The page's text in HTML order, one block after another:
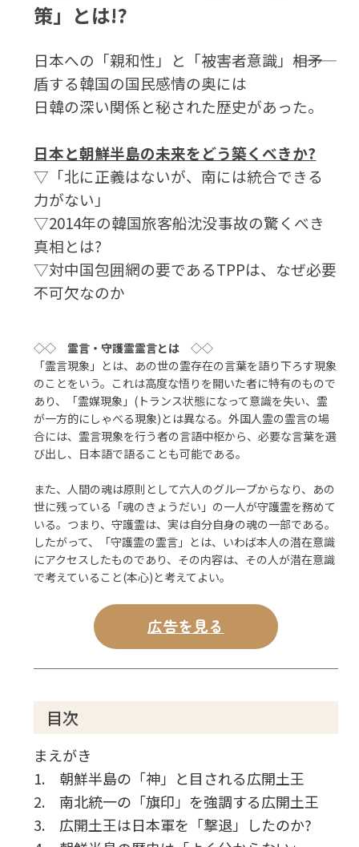
策」とは!?
日本への「親和性」と「被害者意識」―――相矛
盾する韓国の国民感情の奥には
日韓の深い関係と秘された歴史があった。
日本と朝鮮半島の未来をどう築くべきか?
▽「北に正義はないが、南には統合できる
力がない」
▽2014年の韓国旅客船沈没事故の驚くべき
真相とは?
▽対中国包囲網の要であるTPPは、なぜ必要
不可欠なのか
◇◇霊言・守護霊霊言とは ◇◇
「霊言現象」とは、あの世の霊存在の言葉を語り下ろす現象
のことをいう。これは高度な悟りを開いた者に特有のもので
あり、「霊媒現象」(トランス状態になって意識を失い、霊
が一方的にしゃべる現象)とは異なる。外国人霊の霊言の場
合には、霊言現象を行う者の言語中枢から、必要な言葉を選
び出し、日本語で語ることも可能である。
また、人間の魂は原則として六人のグループからなり、あの
世に残っている「魂のきょうだい」の一人が守護霊を務めて
いる。つまり、守護霊は、実は自分自身の魂の一部である。
したがって、「守護霊の霊言」とは、いわば本人の潜在意識
にアクセスしたものであり、その内容は、その人が潜在意識
で考えていること(本心)と考えてよい。
広告を見る
目次
まえがき
1. 朝鮮半島の「神」と目される広開土王
2. 南北統一の「旗印」を強調する広開土王
3. 広開土王は日本軍を「撃退」したのか?